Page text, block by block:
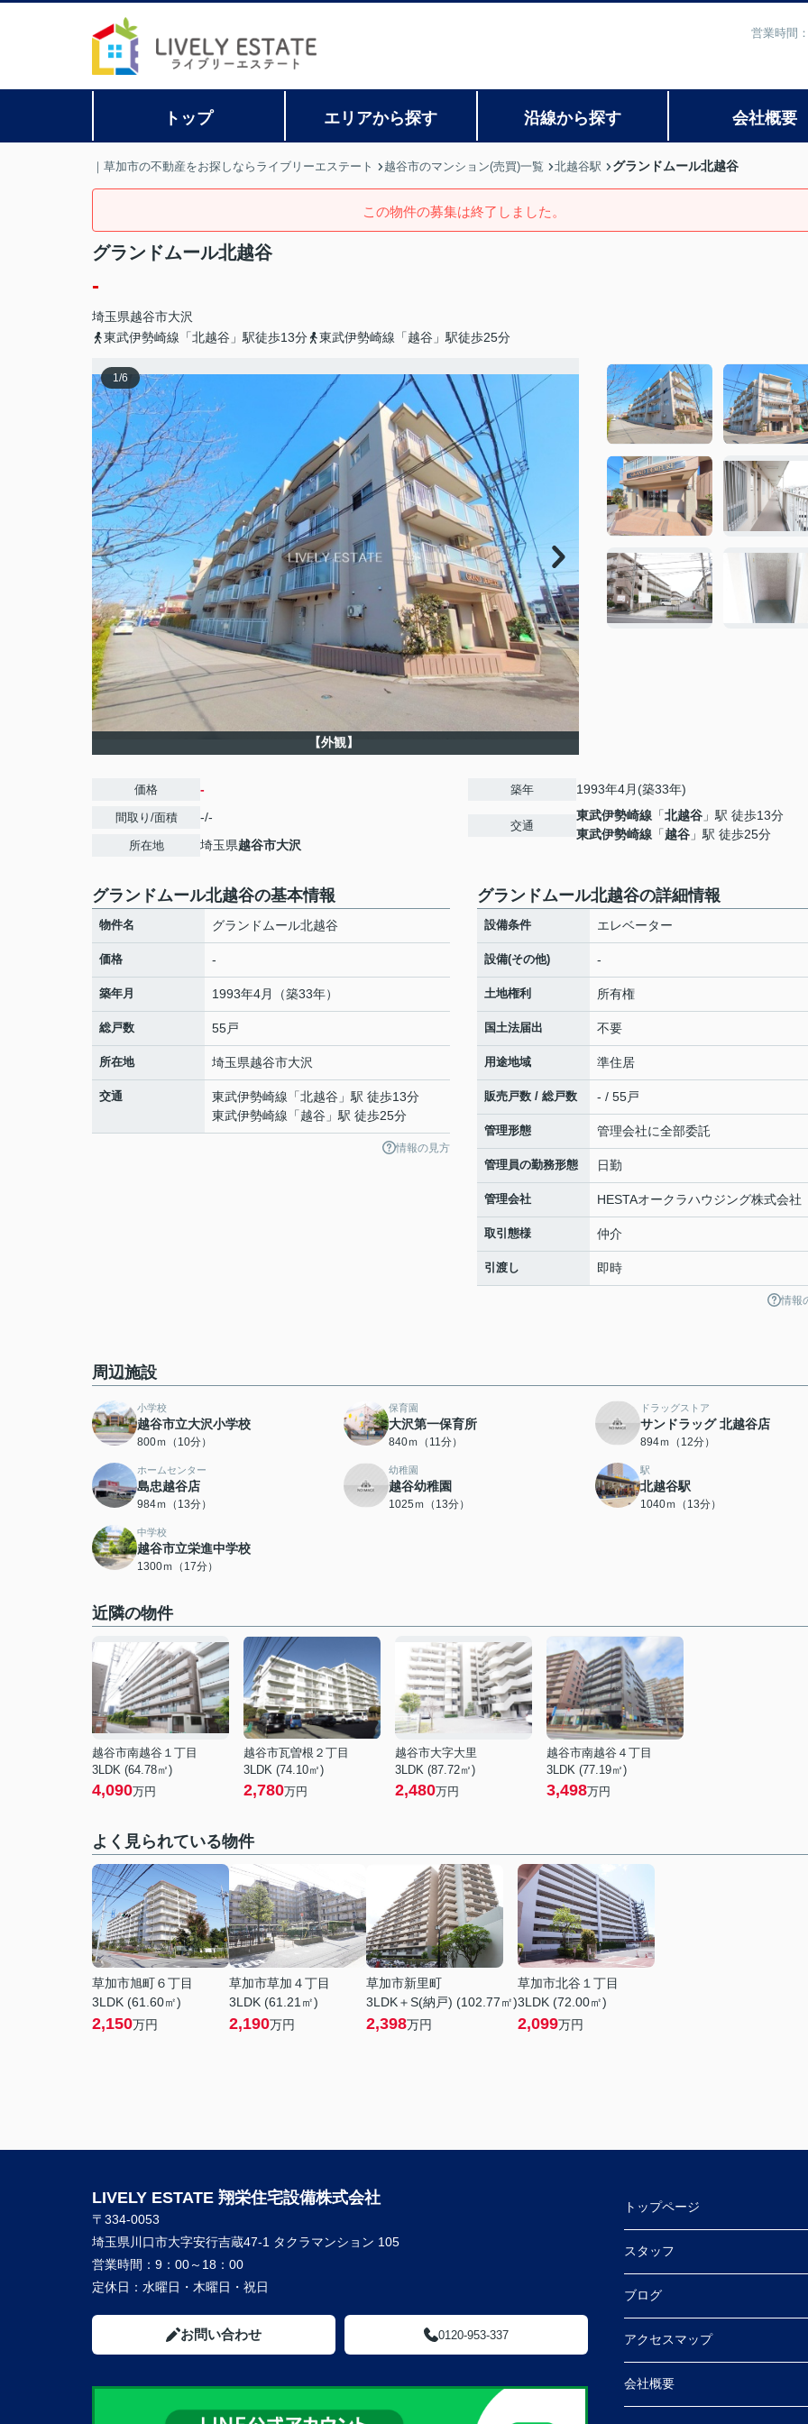
営業時間
トップ エリアから探す 沿線から探す 会社概要
｜草加市の不動産をお探しならライブリーエステート 越谷市のマンション(売買)一覧 北越谷駅 グランドムール北越谷
この物件の募集は終了しました。
グランドムール北越谷
-
埼玉県越谷市大沢
東武伊勢崎線「北越谷」駅徒歩13分
東武伊勢崎線「越谷」駅徒歩25分
1/6
【外観】
価格 -
間取り/面積 -/-
所在地 埼玉県越谷市大沢
築年 1993年4月(築33年)
交通
東武伊勢崎線 「北越谷 」駅 徒歩13分
東武伊勢崎線 「越谷 」駅 徒歩25分
グランドムール北越谷の基本情報
物件名 グランドムール北越谷
価格 -
築年月 1993年4月（築33年）
総戸数 55戸
所在地 埼玉県越谷市大沢
交通 東武伊勢崎線 「北越谷 」駅 徒歩13分
東武伊勢崎線 「越谷 」駅 徒歩25分
情報の見方
グランドムール北越谷の詳細情報
設備条件 エレベーター
設備(その他) -
土地権利 所有権
国土法届出 不要
用途地域 準住居
販売戸数 / 総戸数 - / 55戸
管理形態 管理会社に全部委託
管理員の勤務形態 日勤
管理会社 HESTAオークラハウジング株式会社
取引態様 仲介
引渡し 即時
情報
周辺施設
小学校
越谷市立大沢小学校
800ｍ（10分）
保育園
大沢第一保育所
840ｍ（11分）
ドラッグストア
サンドラッグ 北越谷店
894ｍ（12分）
ホームセンター
島忠越谷店
984ｍ（13分）
幼稚園
越谷幼稚園
1025ｍ（13分）
駅
北越谷駅
1040ｍ（13分）
中学校
越谷市立栄進中学校
1300ｍ（17分）
近隣の物件
越谷市南越谷１丁目
3LDK (64.78㎡)
4,090万円
越谷市瓦曽根２丁目
3LDK (74.10㎡)
2,780万円
越谷市大字大里
3LDK (87.72㎡)
2,480万円
越谷市南越谷４丁目
3LDK (77.19㎡)
3,498万円
よく見られている物件
草加市旭町６丁目
3LDK (61.60㎡)
2,150万円
草加市草加４丁目
3LDK (61.21㎡)
2,190万円
草加市新里町
3LDK＋S(納戸) (102.77㎡)
2,398万円
草加市北谷１丁目
3LDK (72.00㎡)
2,099万円
LIVELY ESTATE 翔栄住宅設備株式会社
〒334-0053
埼玉県川口市大字安行吉蔵47-1 タクラマンション 105
営業時間： 9：00～18：00
定休日： 水曜日・木曜日・祝日
お問い合わせ 0120-953-337
トップページ
スタッフ
ブログ
アクセスマップ
会社概要